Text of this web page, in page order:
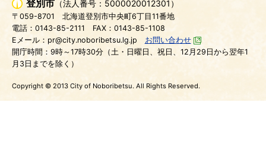
登別市 （法人番号：5000020012301）
〒059-8701
北海道登別市中央町6丁目11番地
電話：0143-85-2111
FAX：0143-85-1108
Eメール：pr@city.noboribetsu.lg.jp
お問い合わせ
開庁時間：9時～17時30分（土・日曜日、祝日、12月29日から翌年1
月3日までを除く）
Copyright © 2013 City of Noboribetsu. All Rights Reserved.